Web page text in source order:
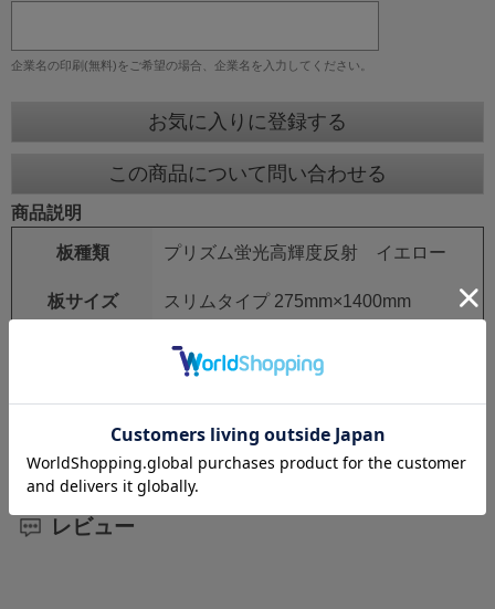
企業名の印刷(無料)をご希望の場合、企業名を入力してください。
お気に入りに登録する
この商品について問い合わせる
商品説明
板種類 プリズム蛍光高輝度反射 イエロー
板サイズ スリムタイプ 275mm×1400mm
25mm角 シルバーアロイ
レビュー